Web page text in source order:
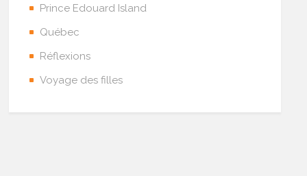
Prince Edouard Island
Québec
Réflexions
Voyage des filles